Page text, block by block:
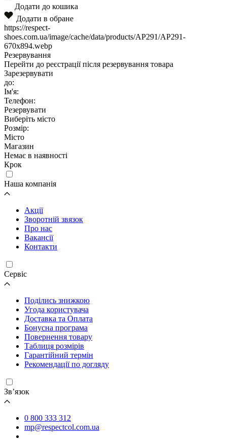
Додати до кошика
Додати в обране
https://respect-
shoes.com.ua/image/cache/data/products/AP291/AP291-
670x894.webp
Резервування
Перейти до реєстрації після резервування товара
Зарезервувати
до:
Ім'я:
Телефон:
Резервувати
Виберіть місто
Розмір:
Місто
Магазин
Немає в наявності
Крок
Наша компанія
Акції
Зворотній звязок
Про нас
Вакансії
Контакти
Cервіс
Поділись знижкою
Угода користувача
Доставка та Оплата
Бонусна програма
Повернення товару
Таблиця розмірів
Гарантійний термін
Рекомендації по догляду
Зв’язок
0 800 333 312
mp@respectcol.com.ua